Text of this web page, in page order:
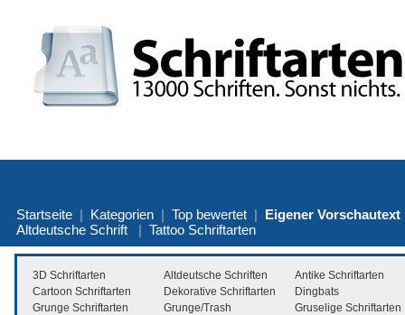
Startseite | Kategorien | Top bewertet | Eigener Vorschautext
Altdeutsche Schrift | Tattoo Schriftarten
3D Schriftarten Altdeutsche Schriften
Antike Schriftarten
Cartoon Schriftarten
Dekorative Schriftarten
Dingbats
Grunge Schriftarten
Grunge/Trash
Gruselige Schriftarten